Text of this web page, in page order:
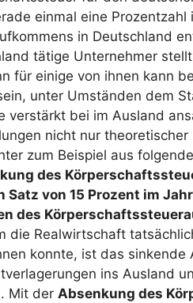
einmal eine
in Deutschland
tätige Unternehmer
für einige von ihnen kann
unter Umständen dem
verstärkt bei im Ausland
nicht nur
zum Beispiel aus
des
Satz von 15 Prozent im
des
die Realwirtschaft
konnte, ist das
ins Ausland
Mit der Absenkung des